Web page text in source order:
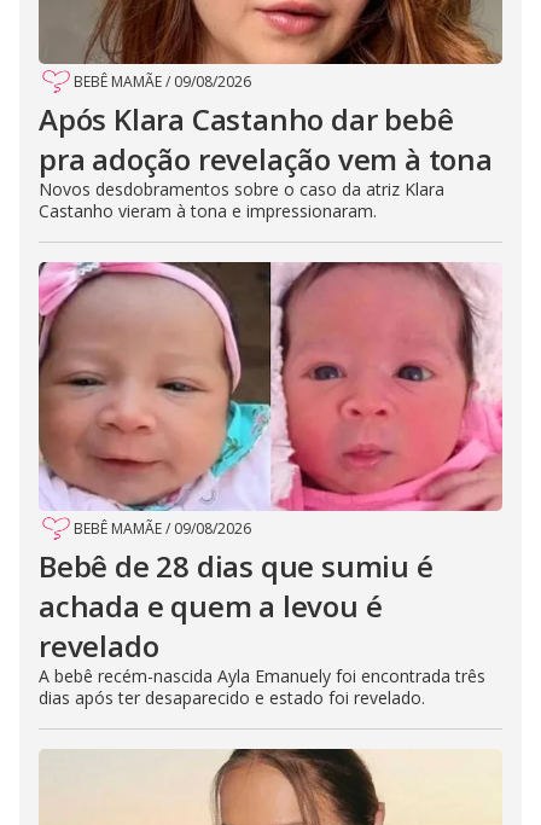
BEBÊ MAMÃE/ 09/08/2026
Após Klara Castanho dar bebê
pra adoção revelação vem à tona
Novos desdobramentos sobre o caso da atriz Klara
Castanho vieram à tona e impressionaram.
BEBÊ MAMÃE/ 09/08/2026
Bebê de 28 dias que sumiu é
achada e quem a levou é
revelado
A bebê recém-nascida Ayla Emanuely foi encontrada três
dias após ter desaparecido e estado foi revelado.